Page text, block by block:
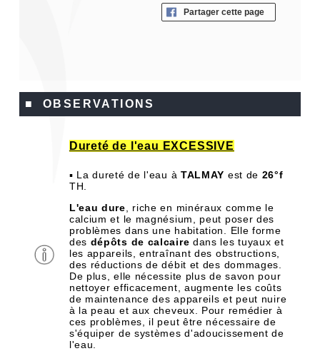
Partager cette page
■ OBSERVATIONS
Dureté de l'eau EXCESSIVE
▪ La dureté de l'eau à TALMAY est de 26°f
TH.
L'eau dure , riche en minéraux comme le
calcium et le magnésium, peut poser des
problèmes dans une habitation. Elle forme
des dépôts de calcaire dans les tuyaux et
les appareils, entraînant des obstructions,
des réductions de débit et des dommages.
De plus, elle nécessite plus de savon pour
nettoyer efficacement, augmente les coûts
de maintenance des appareils et peut nuire
à la peau et aux cheveux. Pour remédier à
ces problèmes, il peut être nécessaire de
s'équiper de systèmes d'adoucissement de
l'eau.